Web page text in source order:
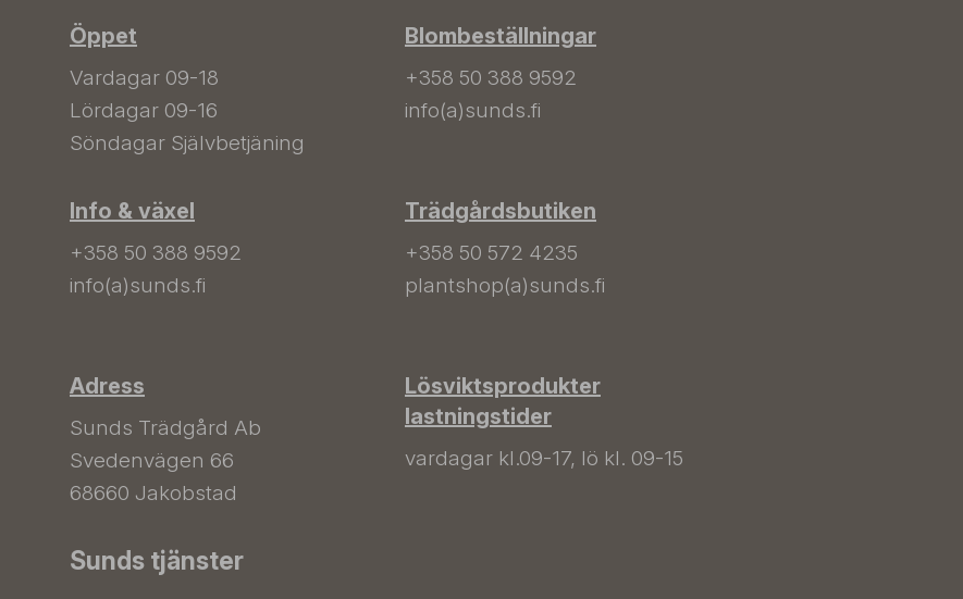
Öppet
Vardagar 09-18
Lördagar 09-16
Söndagar Självbetjäning
Info & växel
+358 50 388 9592
info(a)sunds.fi
Adress
Sunds Trädgård Ab
Svedenvägen 66
68660 Jakobstad
Blombeställningar
+358 50 388 9592
info(a)sunds.fi
Trädgårdsbutiken
+358 50 572 4235
plantshop(a)sunds.fi
Lösviktsprodukter
lastningstider
vardagar kl.09-17, lö kl. 09-15
Sunds tjänster